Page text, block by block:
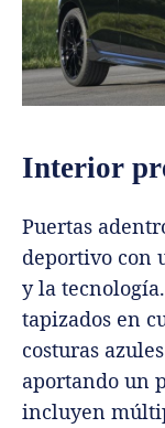
Interior
Puertas
deportivo con
y la
tapizados en
costuras
aportando un
incluyen